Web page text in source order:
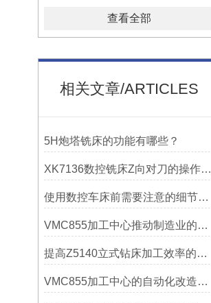
查看全部
相关文章/ARTICLES
5H炮塔铣床的功能有哪些？
XK7136数控铣床Z向对刀的操作方法
使用数控车床前需要注意的细节有哪些呢？
VMC855加工中心推动制造业的发展
提高Z5140立式钻床加工效率的改进措施
VMC855加工中心的自动化改造与智能化应用说明